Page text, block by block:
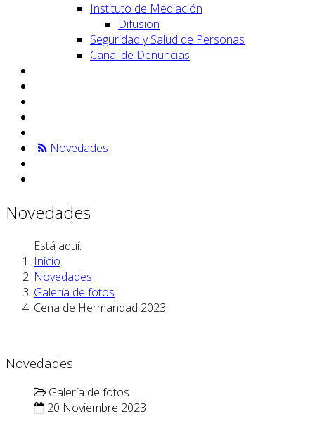
Instituto de Mediación
Difusión
Seguridad y Salud de Personas
Canal de Denuncias
Novedades
Novedades
Está aquí:
Inicio
Novedades
Galería de fotos
Cena de Hermandad 2023
Novedades
Galería de fotos
20 Noviembre 2023